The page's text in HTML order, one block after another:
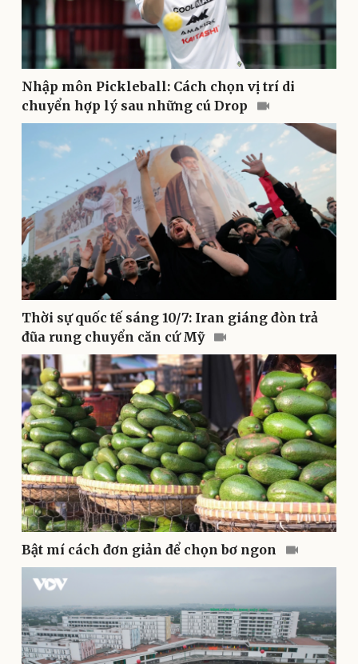
Doanh nghiệp
Thông tin doanh nghiệp
Doanh nghiệp 24h
Doanh nhân
Công nghệ
Sành điệu
Tin Công nghệ
Trải nghiệm
Chuyển đổi số
Sức khỏe
Dinh dưỡng - món ngon
Cây thuốc
Sản phụ khoa
Nhi khoa
Nam khoa
Làm đẹp - giảm cân
Phòng mạch online
Ăn sạch sống khỏe
Đời sống
Nhà đẹp
Blog
Tình yêu - Gia đình
Nhập môn Pickleball: Cách chọn vị trí di
chuyển hợp lý sau những cú Drop
Thời sự quốc tế sáng 10/7: Iran giáng đòn trả
đũa rung chuyển căn cứ Mỹ
Bật mí cách đơn giản để chọn bơ ngon